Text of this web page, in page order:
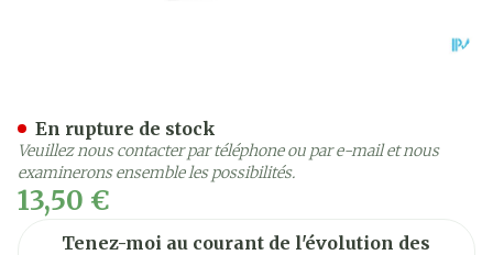
13,50 €
Tenez-moi au courant de l'évolution des
En rupture de stock
Veuillez nous contacter par téléphone ou par e-mail et nous
examinerons ensemble les possibilités.